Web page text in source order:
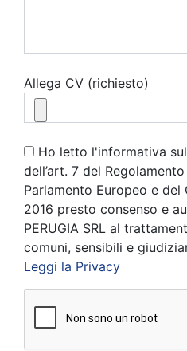
Allega CV (richiesto)
Ho letto l'informativa
dell’art. 7 del
Parlamento Europeo e
2016 presto consenso e
PERUGIA SRL al
comuni, sensibili e
Leggi la Privacy